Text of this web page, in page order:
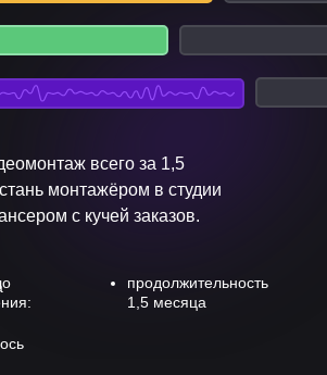
всего за 1,5
монтажёром в студии
с кучей заказов.
продолжительность
1,5 месяца